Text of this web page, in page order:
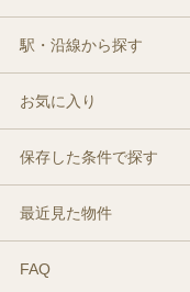
駅・沿線から探す
お気に入り
保存した条件で探す
最近見た物件
FAQ